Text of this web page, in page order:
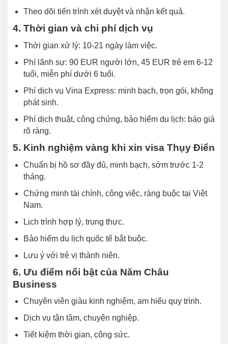
Theo dõi tiến trình xét duyệt và nhận kết quả.
4. Thời gian và chi phí dịch vụ
Thời gian xử lý: 10-21 ngày làm việc.
Phí lãnh sự: 90 EUR người lớn, 45 EUR trẻ em 6-12
tuổi, miễn phí dưới 6 tuổi.
Phí dịch vụ Vina Express: minh bạch, trọn gói, không
phát sinh.
Phí dịch thuật, công chứng, bảo hiểm du lịch: báo giá
rõ ràng.
5. Kinh nghiệm vàng khi xin visa Thụy Điển
Chuẩn bị hồ sơ đầy đủ, minh bạch, sớm trước 1-2
tháng.
Chứng minh tài chính, công việc, ràng buộc tại Việt
Nam.
Lịch trình hợp lý, trung thực.
Bảo hiểm du lịch quốc tế bắt buộc.
Lưu ý với trẻ vị thành niên.
6. Ưu điểm nổi bật của Năm Châu
Business
Chuyên viên giàu kinh nghiệm, am hiểu quy trình.
Dịch vụ tận tâm, chuyên nghiệp.
Tiết kiệm thời gian, công sức.